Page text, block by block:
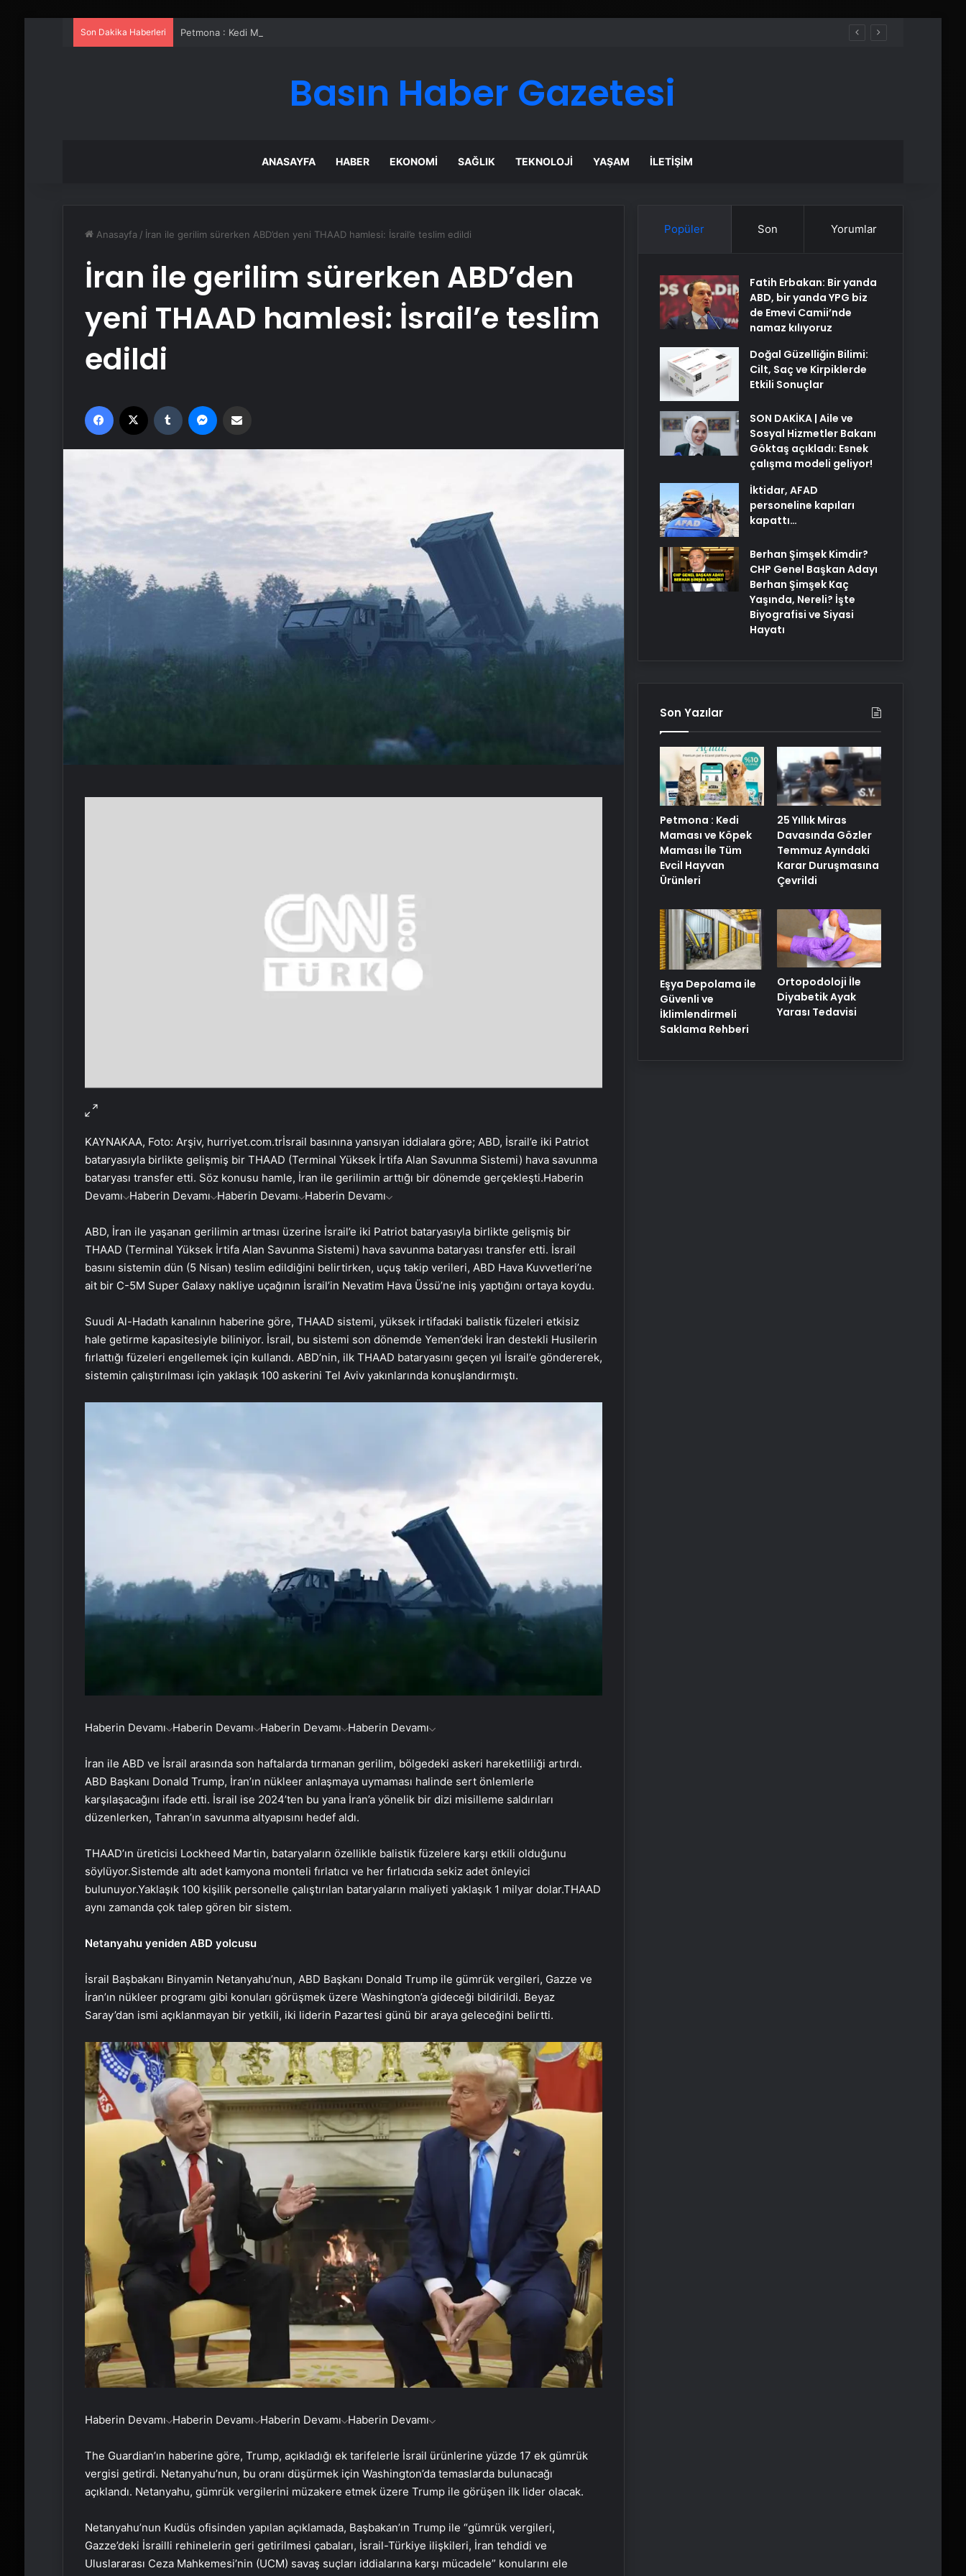
Son Dakika Haberleri Petmona : Kedi Maması ve Köpek Maması İle Tüm Evcil Hayvan Ürünleri
Basın Haber Gazetesi
ANASAYFA HABER EKONOMI SAĞLIK TEKNOLOJI YAŞAM İLETIŞIM
Anasayfa / İran ile gerilim sürerken ABD’den yeni THAAD hamlesi: İsrail’e teslim edildi
İran ile gerilim sürerken ABD’den
yeni THAAD hamlesi: İsrail’e teslim
edildi
Facebook Tumblr
KAYNAKAA, Foto: Arşiv, hurriyet.com.trİsrail basınına yansıyan iddialara göre; ABD, İsrail’e iki Patriot
bataryasıyla birlikte gelişmiş bir THAAD (Terminal Yüksek İrtifa Alan Savunma Sistemi) hava savunma
bataryası transfer etti. Söz konusu hamle, İran ile gerilimin arttığı bir dönemde gerçekleşti.Haberin
Devamı Haberin Devamı Haberin Devamı Haberin Devamı
ABD, İran ile yaşanan gerilimin artması üzerine İsrail’e iki Patriot bataryasıyla birlikte gelişmiş bir
THAAD (Terminal Yüksek İrtifa Alan Savunma Sistemi) hava savunma bataryası transfer etti. İsrail
basını sistemin dün (5 Nisan) teslim edildiğini belirtirken, uçuş takip verileri, ABD Hava Kuvvetleri’ne
ait bir C-5M Super Galaxy nakliye uçağının İsrail’in Nevatim Hava Üssü’ne iniş yaptığını ortaya koydu.
Suudi Al-Hadath kanalının haberine göre, THAAD sistemi, yüksek irtifadaki balistik füzeleri etkisiz
hale getirme kapasitesiyle biliniyor. İsrail, bu sistemi son dönemde Yemen’deki İran destekli Husilerin
fırlattığı füzeleri engellemek için kullandı. ABD’nin, ilk THAAD bataryasını geçen yıl İsrail’e göndererek,
sistemin çalıştırılması için yaklaşık 100 askerini Tel Aviv yakınlarında konuşlandırmıştı.
Haberin Devamı Haberin Devamı Haberin Devamı Haberin Devamı
İran ile ABD ve İsrail arasında son haftalarda tırmanan gerilim, bölgedeki askeri hareketliliği artırdı.
ABD Başkanı Donald Trump, İran’ın nükleer anlaşmaya uymaması halinde sert önlemlerle
karşılaşacağını ifade etti. İsrail ise 2024’ten bu yana İran’a yönelik bir dizi misilleme saldırıları
düzenlerken, Tahran’ın savunma altyapısını hedef aldı.
THAAD’ın üreticisi Lockheed Martin, bataryaların özellikle balistik füzelere karşı etkili olduğunu
söylüyor.Sistemde altı adet kamyona monteli fırlatıcı ve her fırlatıcıda sekiz adet önleyici
bulunuyor.Yaklaşık 100 kişilik personelle çalıştırılan bataryaların maliyeti yaklaşık 1 milyar dolar.THAAD
aynı zamanda çok talep gören bir sistem.
Netanyahu yeniden ABD yolcusu
İsrail Başbakanı Binyamin Netanyahu’nun, ABD Başkanı Donald Trump ile gümrük vergileri, Gazze ve
İran’ın nükleer programı gibi konuları görüşmek üzere Washington’a gideceği bildirildi. Beyaz
Saray’dan ismi açıklanmayan bir yetkili, iki liderin Pazartesi günü bir araya geleceğini belirtti.
Haberin Devamı Haberin Devamı Haberin Devamı Haberin Devamı
The Guardian’ın haberine göre, Trump, açıkladığı ek tarifelerle İsrail ürünlerine yüzde 17 ek gümrük
vergisi getirdi. Netanyahu’nun, bu oranı düşürmek için Washington’da temaslarda bulunacağı
açıklandı. Netanyahu, gümrük vergilerini müzakere etmek üzere Trump ile görüşen ilk lider olacak.
Netanyahu’nun Kudüs ofisinden yapılan açıklamada, Başbakan’ın Trump ile “gümrük vergileri,
Gazze’deki İsrailli rehinelerin geri getirilmesi çabaları, İsrail-Türkiye ilişkileri, İran tehdidi ve
Uluslararası Ceza Mahkemesi’nin (UCM) savaş suçları iddialarına karşı mücadele” konularını ele
Popüler Son Yorumlar
Fatih Erbakan: Bir yanda
ABD, bir yanda YPG biz
de Emevi Camii’nde
namaz kılıyoruz
Doğal Güzelliğin Bilimi:
Cilt, Saç ve Kirpiklerde
Etkili Sonuçlar
SON DAKİKA | Aile ve
Sosyal Hizmetler Bakanı
Göktaş açıkladı: Esnek
çalışma modeli geliyor!
İktidar, AFAD
personeline kapıları
kapattı…
Berhan Şimşek Kimdir?
CHP Genel Başkan Adayı
Berhan Şimşek Kaç
Yaşında, Nereli? İşte
Biyografisi ve Siyasi
Hayatı
Son Yazılar
Petmona : Kedi
Maması ve Köpek
Maması İle Tüm
Evcil Hayvan
Ürünleri
25 Yıllık Miras
Davasında Gözler
Temmuz Ayındaki
Karar Duruşmasına
Çevrildi
Eşya Depolama ile
Güvenli ve
İklimlendirmeli
Saklama Rehberi
Ortopodoloji İle
Diyabetik Ayak
Yarası Tedavisi